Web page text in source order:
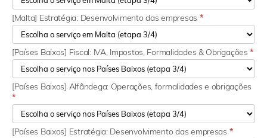
[Malta] Estratégia: Desenvolvimento das empresas *
[Países Baixos] Fiscal: IVA, Impostos, Formalidades & Obrigações*
[Países Baixos] Alfândega: Operações, formalidades e obrigações
*
[Países Baixos] Estratégia: Desenvolvimento das empresas *